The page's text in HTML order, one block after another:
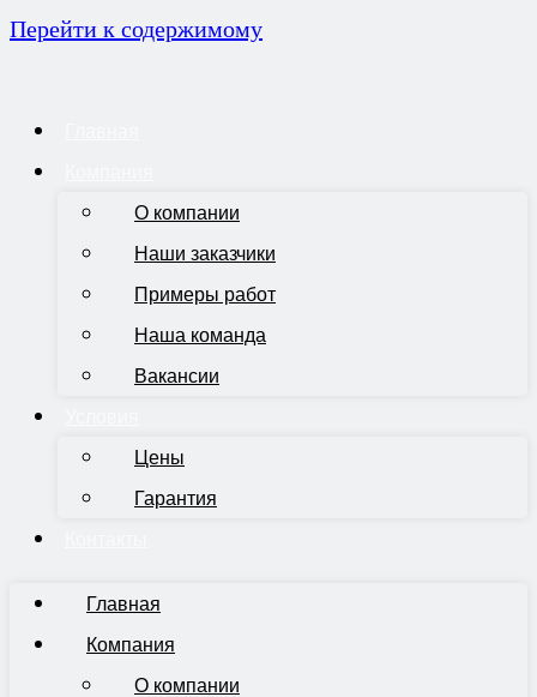
Перейти к содержимому
О компании
Наши заказчики
Примеры работ
Наша команда
Вакансии
Цены
Гарантия
Главная
Компания
О компании